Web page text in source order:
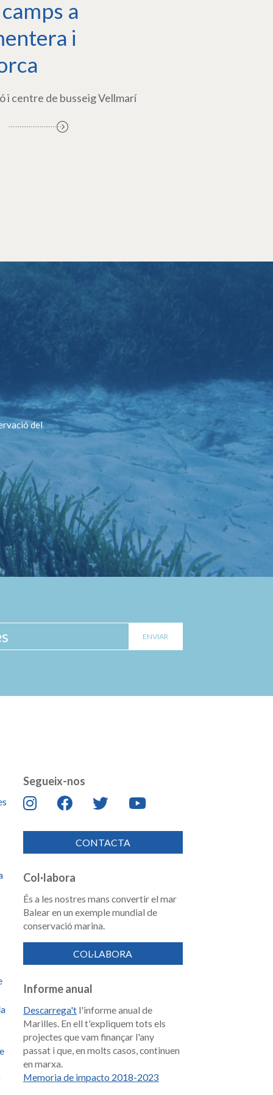
a
i
i centre de busseig Vellmarí
del
Segueix-nos
CONTACTA
Col·labora
És a les nostres mans convertir el mar
Balear en un exemple mundial de
conservació marina.
COL·LABORA
Informe anual
Descarrega't l'informe anual de
Marilles. En ell t'expliquem tots els
projectes que vam finançar l'any
passat i que, en molts casos, continuen
en marxa.
Memoria de impacto 2018-2023